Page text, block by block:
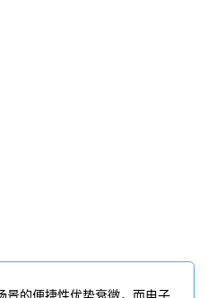
景的便捷性优势衰微，而电子